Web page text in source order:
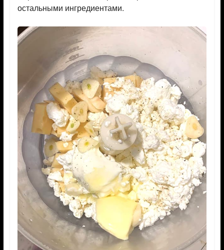
остальными ингредиентами.